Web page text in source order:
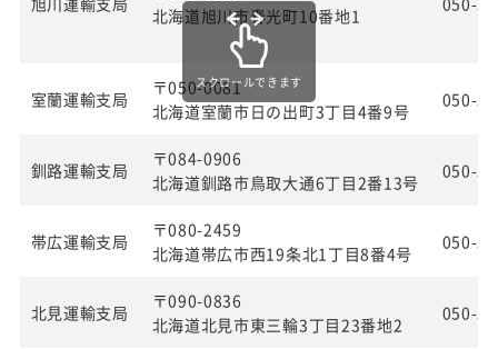
北海道旭川市春光町10番地1
室蘭運輸支局
〒050-0081
北海道室蘭市日の出町3丁目4番9号
050-
釧路運輸支局
〒084-0906
北海道釧路市鳥取大通6丁目2番13号
050-
帯広運輸支局
〒080-2459
北海道帯広市西19条北1丁目8番4号
050-
北見運輸支局
〒090-0836
北海道北見市東三輪3丁目23番地2
050-
スクロールできます